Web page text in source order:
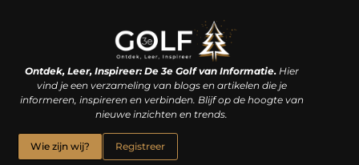
Ontdek, Leer, Inspireer: De 3e Golf van Informatie.Hier
vind je een verzameling van blogs en artikelen die je
informeren, inspireren en verbinden. Blijf op de hoogte van
nieuwe inzichten en trends.
Wie zijn wij? Registreer